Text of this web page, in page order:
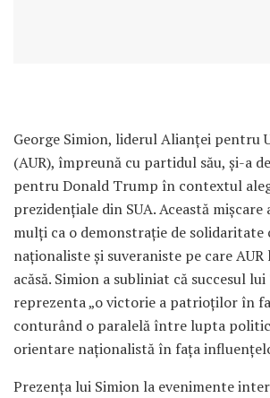
George Simion, liderul Alianței pentru
(AUR), împreună cu partidul său, și-a
pentru Donald Trump în contextul
prezidențiale din SUA. Această
mulți ca o demonstrație de solidaritate
naționaliste și suveraniste pe care AUR
acăsă. Simion a subliniat că succesul
reprezenta „o victorie a patrioților în
conturând o paralelă între lupta
orientare naționalistă în fața
Prezența lui Simion la evenimente